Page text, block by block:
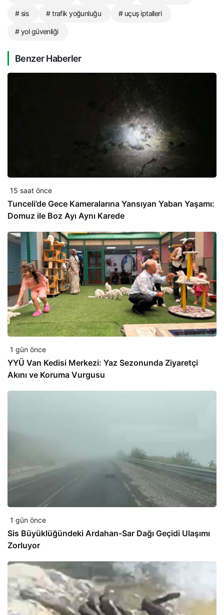
# sis # trafik yoğunluğu # uçuş iptalleri
# yol güvenliği
Benzer Haberler
15 saat önce
Tunceli’de Gece Kameralarına Yansıyan Yaban Yaşamı:
Domuz ile Boz Ayı Aynı Karede
1 gün önce
YYÜ Van Kedisi Merkezi: Yaz Sezonunda Ziyaretçi
Akını ve Koruma Vurgusu
1 gün önce
Sis Büyüklüğündeki Ardahan-Sar Dağı Geçidi Ulaşımı
Zorluyor